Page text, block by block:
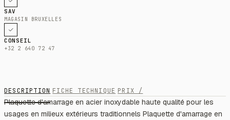
SAV
MAGASIN BRUXELLES
CONSEIL
+32 2 640 72 47
DESCRIPTION FICHE TECHNIQUE PRIX /
Plaquette d'amarrage en acier inoxydable haute qualité pour les
usages en milieux extérieurs traditionnels Plaquette d'amarrage en